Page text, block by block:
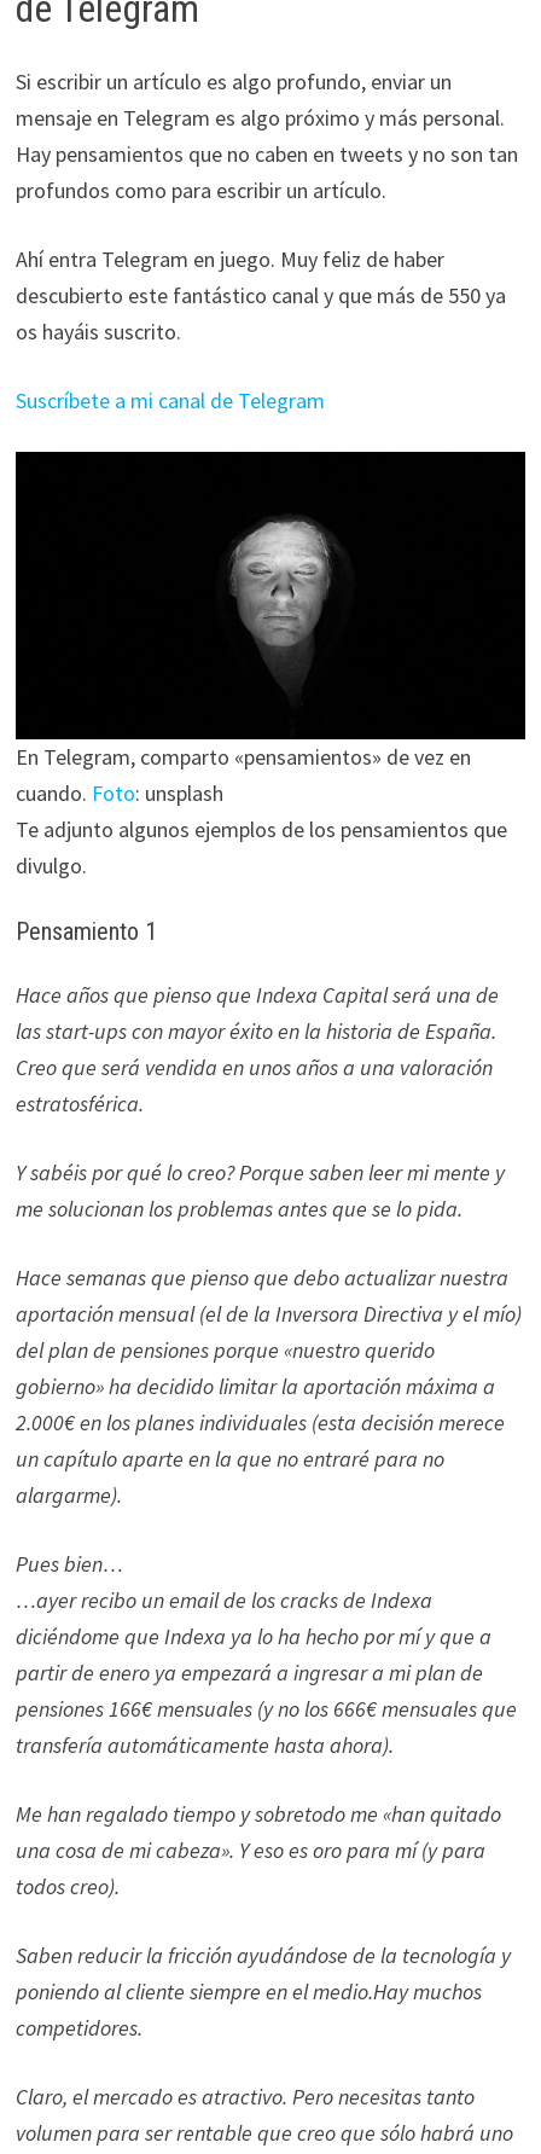
Si escribir un artículo es algo profundo, enviar un
mensaje en Telegram es algo próximo y más personal.
Hay pensamientos que no caben en tweets y no son tan
profundos como para escribir un artículo.
Ahí entra Telegram en juego. Muy feliz de haber
descubierto este fantástico canal y que más de 550 ya
os hayáis suscrito.
Suscríbete a mi canal de Telegram
En Telegram, comparto «pensamientos» de vez en
cuando. Foto: unsplash
Te adjunto algunos ejemplos de los pensamientos que
divulgo.
Pensamiento 1
Hace años que pienso que Indexa Capital será una de
las start-ups con mayor éxito en la historia de España.
Creo que será vendida en unos años a una valoración
estratosférica.
Y sabéis por qué lo creo? Porque saben leer mi mente y
me solucionan los problemas antes que se lo pida.
Hace semanas que pienso que debo actualizar nuestra
aportación mensual (el de la Inversora Directiva y el mío)
del plan de pensiones porque «nuestro querido
gobierno» ha decidido limitar la aportación máxima a
2.000€ en los planes individuales (esta decisión merece
un capítulo aparte en la que no entraré para no
alargarme).
Pues bien…
…ayer recibo un email de los cracks de Indexa
diciéndome que Indexa ya lo ha hecho por mí y que a
partir de enero ya empezará a ingresar a mi plan de
pensiones 166€ mensuales (y no los 666€ mensuales que
transfería automáticamente hasta ahora).
Me han regalado tiempo y sobretodo me «han quitado
una cosa de mi cabeza». Y eso es oro para mí (y para
todos creo).
Saben reducir la fricción ayudándose de la tecnología y
poniendo al cliente siempre en el medio.Hay muchos
competidores.
Claro, el mercado es atractivo. Pero necesitas tanto
volumen para ser rentable que creo que sólo habrá uno